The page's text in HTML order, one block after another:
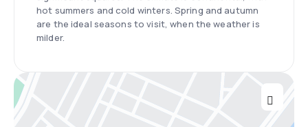
hot summers and cold winters. Spring and autumn
are the ideal seasons to visit, when the weather is
milder.